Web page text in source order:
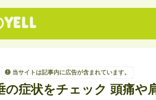
当サイトは記事内に広告が含まれています。
の症状をチェック 頭痛や